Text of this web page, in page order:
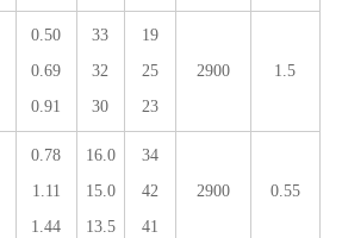
0.50
0.69
0.91
33
32
30
19
25
23
2900 1.5
0.78
1.11
1.44
16.0
15.0
13.5
34
42
41
2900 0.55